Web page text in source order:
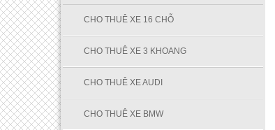
CHO THUÊ XE 16 CHỖ
CHO THUÊ XE 3 KHOANG
CHO THUÊ XE AUDI
CHO THUÊ XE BMW